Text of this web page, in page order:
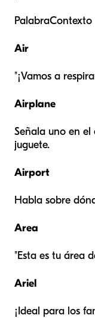
Air
"¡Vamos a
Airplane
Señala uno en
juguete.
Airport
Habla sobre
Area
"Esta es tu área
Ariel
¡Ideal para los